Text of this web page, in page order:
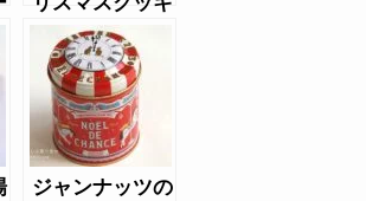
ー2022
ジャンナッツの